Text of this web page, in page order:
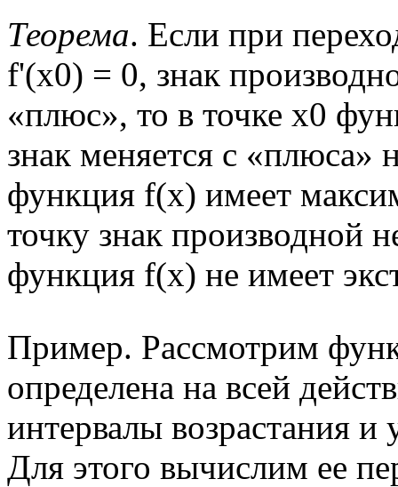
Теорема. Если при
f'(x0) = 0, знак
«плюс», то в точке х0
знак меняется с «плюса»
функция f(x) имеет
точку знак производной
функция f(x) не имеет
Пример. Рассмотрим
определена на всей
интервалы возрастания
Для этого вычислим ее